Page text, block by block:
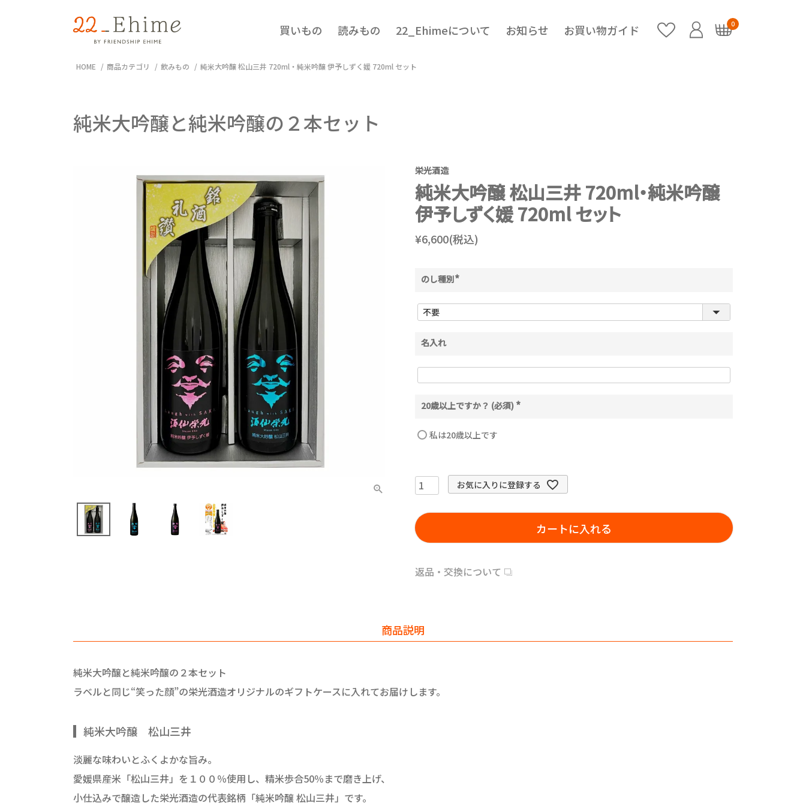
買いもの 読みもの 22_Ehimeについて お知らせ お買い物ガイド 0
HOME 商品カテゴリ 飲みもの 純米大吟醸 松山三井 720ml・純米吟醸 伊予しずく媛 720ml セット
純米大吟醸と純米吟醸の２本セット
栄光酒造
純米大吟醸 松山三井 720ml・純米吟醸
伊予しずく媛 720ml セット
¥6,600(税込)
のし種別
須
名入れ
20歳以上ですか？ (必須)
私は20歳以上です
お気に入りに登録する
カートに入れる
返品・交換について
商品説明
純米大吟醸と純米吟醸の２本セット
ラベルと同じ“笑った顔”の栄光酒造オリジナルのギフトケースに入れてお届けします。
純米大吟醸 松山三井
淡麗な味わいとふくよかな旨み。
愛媛県産米「松山三井」を１００％使用し、精米歩合50％まで磨き上げ、
小仕込みで醸造した栄光酒造の代表銘柄「純米吟醸 松山三井」です。